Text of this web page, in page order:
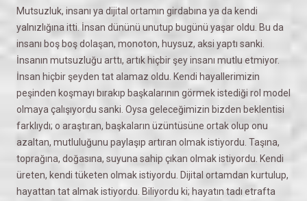
Mutsuzluk, insanı ya dijital ortamın girdabına ya da kendi
yalnızlığına itti. İnsan dününü unutup bugünü yaşar oldu. Bu da
insanı boş boş dolaşan, monoton, huysuz, aksi yaptı sanki.
İnsanın mutsuzluğu arttı, artık hiçbir şey insanı mutlu etmiyor.
İnsan hiçbir şeyden tat alamaz oldu. Kendi hayallerimizin
peşinden koşmayı bırakıp başkalarının görmek istediği rol model
olmaya çalışıyordu sanki. Oysa geleceğimizin bizden beklentisi
farklıydı; o araştıran, başkaların üzüntüsüne ortak olup onu
azaltan, mutluluğunu paylaşıp artıran olmak istiyordu. Taşına,
toprağına, doğasına, suyuna sahip çıkan olmak istiyordu. Kendi
üreten, kendi tüketen olmak istiyordu. Dijital ortamdan kurtulup,
hayattan tat almak istiyordu. Biliyordu ki; hayatın tadı etrafta